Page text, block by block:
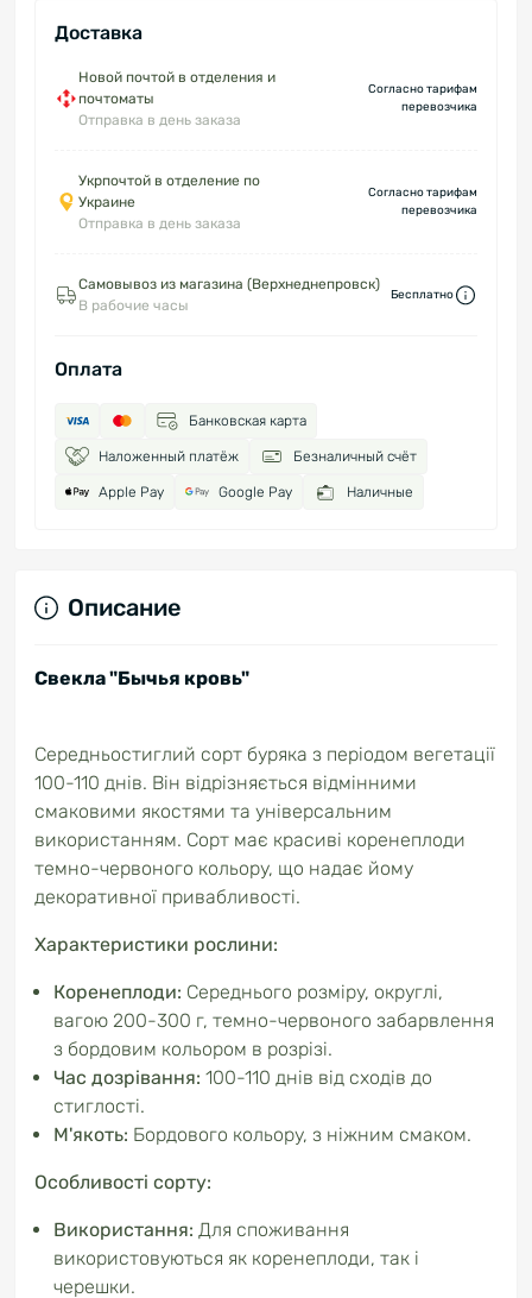
Доставка
Новой почтой в отделения и
почтоматы
Отправка в день заказа
Согласно тарифам
перевозчика
Укрпочтой в отделение по
Украине
Отправка в день заказа
Согласно тарифам
перевозчика
Самовывоз из магазина (Верхнеднепровск)
В рабочие часы
Бесплатно
Оплата
Банковская карта
Наложенный платёж Безналичный счёт
Apple Pay Google Pay Наличные
Описание
Свекла "Бычья кровь"
Середньостиглий сорт буряка з періодом вегетації
100-110 днів. Він відрізняється відмінними
смаковими якостями та універсальним
використанням. Сорт має красиві коренеплоди
темно-червоного кольору, що надає йому
декоративної привабливості.
Характеристики рослини:
Коренеплоди: Середнього розміру, округлі,
вагою 200-300 г, темно-червоного забарвлення
з бордовим кольором в розрізі.
Час дозрівання: 100-110 днів від сходів до
стиглості.
М'якоть: Бордового кольору, з ніжним смаком.
Особливості сорту:
Використання: Для споживання
використовуються як коренеплоди, так і
черешки.